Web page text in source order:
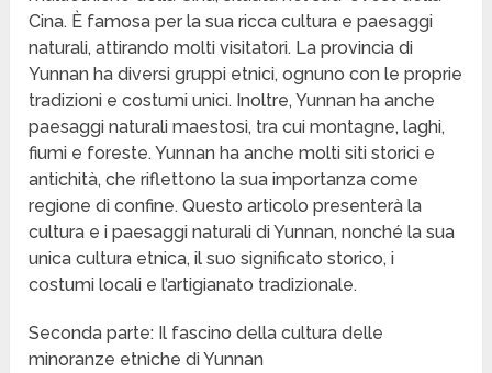
Cina. È famosa per la sua ricca cultura e paesaggi
naturali, attirando molti visitatori. La provincia di
Yunnan ha diversi gruppi etnici, ognuno con le proprie
tradizioni e costumi unici. Inoltre, Yunnan ha anche
paesaggi naturali maestosi, tra cui montagne, laghi,
fiumi e foreste. Yunnan ha anche molti siti storici e
antichità, che riflettono la sua importanza come
regione di confine. Questo articolo presenterà la
cultura e i paesaggi naturali di Yunnan, nonché la sua
unica cultura etnica, il suo significato storico, i
costumi locali e l’artigianato tradizionale.
Seconda parte: Il fascino della cultura delle
minoranze etniche di Yunnan